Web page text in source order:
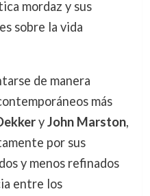
mordaz y sus
sobre la vida
de manera
más
yJohn Marston,
por sus
y menos refinados
entre los